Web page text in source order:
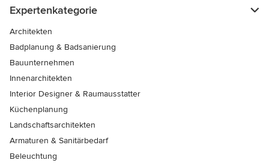
Expertenkategorie
Architekten
Badplanung & Badsanierung
Bauunternehmen
Innenarchitekten
Interior Designer & Raumausstatter
Küchenplanung
Landschaftsarchitekten
Armaturen & Sanitärbedarf
Beleuchtung